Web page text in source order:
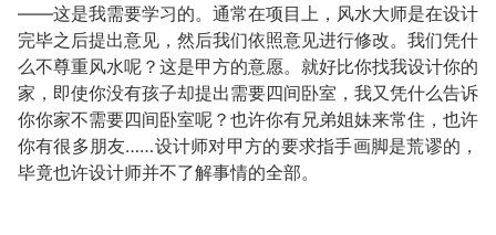
——这是我需要学习的。通常在项目上，风水大师是在设计
完毕之后提出意见，然后我们依照意见进行修改。我们凭什
么不尊重风水呢？这是甲方的意愿。就好比你找我设计你的
家，即使你没有孩子却提出需要四间卧室，我又凭什么告诉
你你家不需要四间卧室呢？也许你有兄弟姐妹来常住，也许
你有很多朋友……设计师对甲方的要求指手画脚是荒谬的，
毕竟也许设计师并不了解事情的全部。